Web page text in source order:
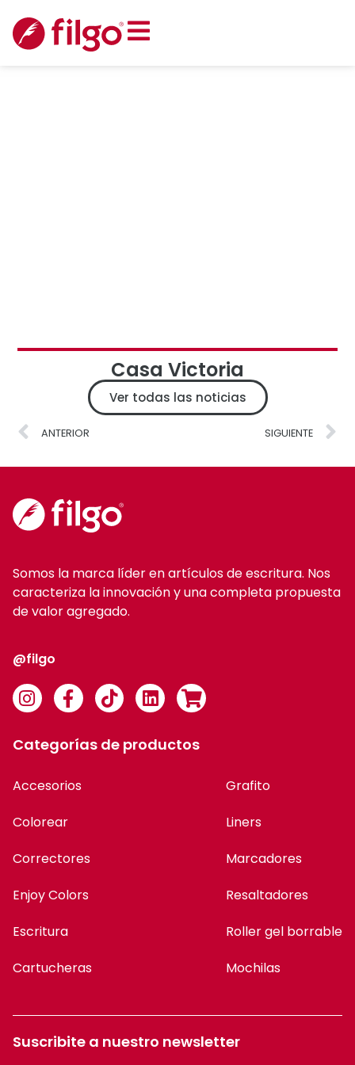
Casa Victoria
Ver todas las noticias
ANTERIOR SIGUIENTE
Somos la marca líder en artículos de escritura. Nos
caracteriza la innovación y una completa propuesta
de valor agregado.
@filgo
Categorías de productos
Accesorios
Colorear
Correctores
Enjoy Colors
Escritura
Cartucheras
Grafito
Liners
Marcadores
Resaltadores
Roller gel borrable
Mochilas
Suscribite a nuestro newsletter